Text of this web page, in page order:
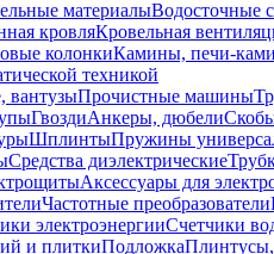
материалыВодосточные
кровляКровельная
колонкиКамины, печи-
техникой
вантузыПрочистные машины
ГвоздиАнкеры, дюбели
ШплинтыПружины
Средства диэлектрические
Аксессуары для
Частотные преобразователи
электроэнергииСчетчики
и плиткиПодложкаПлинтусы,